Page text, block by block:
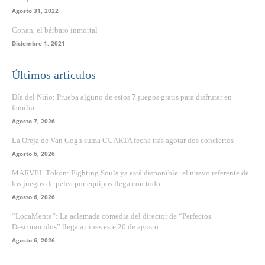
Agosto 31, 2022
Conan, el bárbaro inmortal
Diciembre 1, 2021
Últimos artículos
Día del Niño: Prueba alguno de estos 7 juegos gratis para disfrutar en
familia
Agosto 7, 2026
La Oreja de Van Gogh suma CUARTA fecha tras agotar dos conciertos
Agosto 6, 2026
MARVEL Tōkon: Fighting Souls ya está disponible: el nuevo referente de
los juegos de pelea por equipos llega con todo
Agosto 6, 2026
“LocaMente”: La aclamada comedia del director de “Perfectos
Desconocidos” llega a cines este 20 de agosto
Agosto 6, 2026